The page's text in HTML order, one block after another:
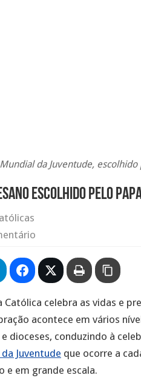
da Juventude, escolhido
escolhido pelo
Católica celebra as vidas e
acontece em vários
dioceses, conduzindo à
Juventude que ocorre a
e em grande escala.